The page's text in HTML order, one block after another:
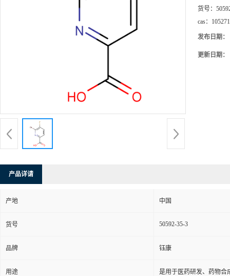
货号：
cas：
发布日期：
更新日期：
产品详请
产地 中国
货号 50592-35-3
品牌 钰康
用途 是用于医药研发、药物合